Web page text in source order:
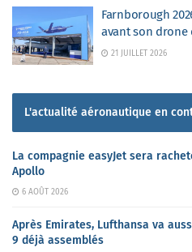
Farnborough
avant son drone
21 JUILLET 2026
L'actualité aéronautique en
La compagnie easyJet sera
Apollo
6 AOÛT 2026
Après Emirates, Lufthansa va
9 déjà assemblés